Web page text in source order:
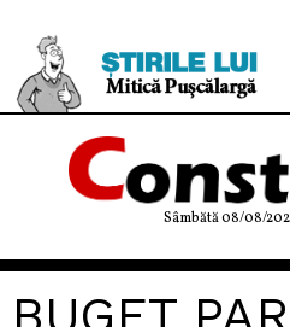
Sâmbătă 08/08/